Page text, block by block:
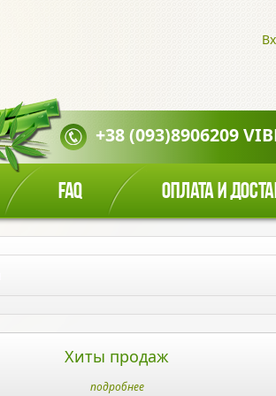
+38 (093)8906209
FAQ ОПЛАТА И
Хиты продаж
подробнее